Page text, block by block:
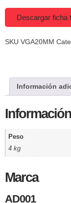
Descargar ficha
SKU VGA20MM
Información
Peso
4 kg
Marca
AD001